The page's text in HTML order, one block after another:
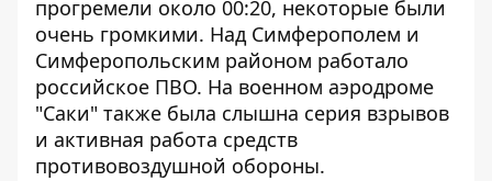
прогремели около 00:20, некоторые были
очень громкими. Над Симферополем и
Симферопольским районом работало
российское ПВО. На военном аэродроме
"Саки" также была слышна серия взрывов
и активная работа средств
противовоздушной обороны.